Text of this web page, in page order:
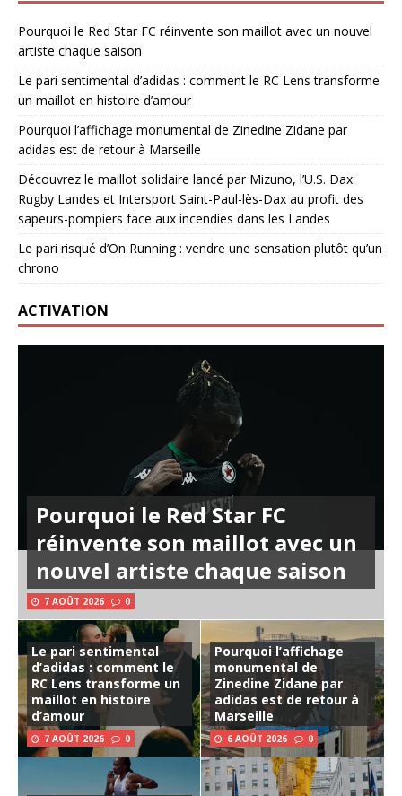
Pourquoi le Red Star FC réinvente son maillot avec un nouvel
artiste chaque saison
Le pari sentimental d’adidas : comment le RC Lens transforme
un maillot en histoire d’amour
Pourquoi l’affichage monumental de Zinedine Zidane par
adidas est de retour à Marseille
Découvrez le maillot solidaire lancé par Mizuno, l’U.S. Dax
Rugby Landes et Intersport Saint-Paul-lès-Dax au profit des
sapeurs-pompiers face aux incendies dans les Landes
Le pari risqué d’On Running : vendre une sensation plutôt qu’un
chrono
ACTIVATION
Pourquoi le Red Star FC
réinvente son maillot avec un
nouvel artiste chaque saison
7 AOÛT 2026 0
Le pari sentimental
d’adidas : comment le
RC Lens transforme un
maillot en histoire
d’amour
7 AOÛT 2026 0
Pourquoi l’affichage
monumental de
Zinedine Zidane par
adidas est de retour à
Marseille
6 AOÛT 2026 0